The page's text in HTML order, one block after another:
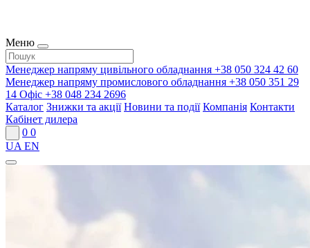
Меню
Менеджер напряму цивільного обладнання +38 050 324 42 60
Менеджер напряму промислового обладнання +38 050 351 29
14 Офіс +38 048 234 2696
Каталог Знижки та акції Новини та події Компанія Контакти
Кабінет дилера
0 0
UA EN